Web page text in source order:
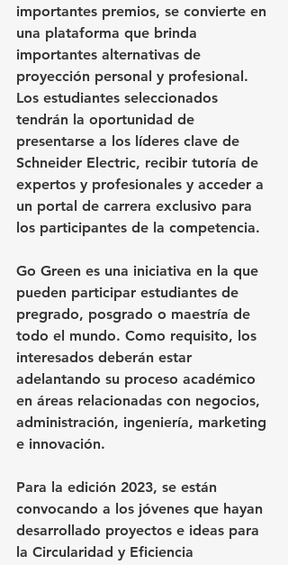
importantes premios, se convierte en
una plataforma que brinda
importantes alternativas de
proyección personal y profesional.
Los estudiantes seleccionados
tendrán la oportunidad de
presentarse a los líderes clave de
Schneider Electric, recibir tutoría de
expertos y profesionales y acceder a
un portal de carrera exclusivo para
los participantes de la competencia.
Go Green es una iniciativa en la que
pueden participar estudiantes de
pregrado, posgrado o maestría de
todo el mundo. Como requisito, los
interesados deberán estar
adelantando su proceso académico
en áreas relacionadas con negocios,
administración, ingeniería, marketing
e innovación.
Para la edición 2023, se están
convocando a los jóvenes que hayan
desarrollado proyectos e ideas para
la Circularidad y Eficiencia